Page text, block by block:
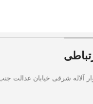
آلاله شرقی خیابان عدالت